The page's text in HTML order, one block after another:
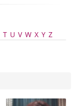
T U V W X Y Z